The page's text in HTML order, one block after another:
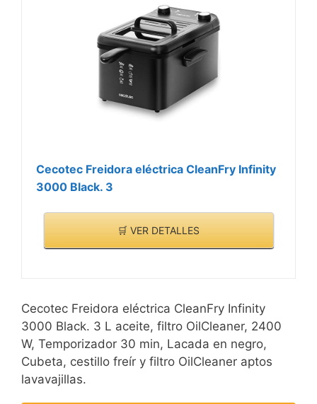
Cecotec Freidora eléctrica CleanFry Infinity
3000 Black. 3
🛒 VER DETALLES
Cecotec Freidora eléctrica CleanFry Infinity
3000 Black. 3 L aceite, filtro OilCleaner, 2400
W, Temporizador 30 min, Lacada en negro,
Cubeta, cestillo freír y filtro OilCleaner aptos
lavavajillas.